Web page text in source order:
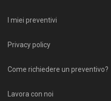
I miei preventivi
Privacy policy
Come richiedere un preventivo?
Lavora con noi